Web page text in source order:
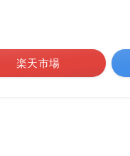
楽天市場